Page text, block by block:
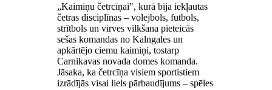
„Kaimiņu četrcīņai", kurā bija iekļautas
četras disciplīnas – volejbols, futbols,
strītbols un virves vilkšana pieteicās
sešas komandas no Kalngales un
apkārtējo ciemu kaimiņi, tostarp
Carnikavas novada domes komanda.
Jāsaka, ka četrcīņa visiem sportistiem
izrādījās visai liels pārbaudījums – spēles